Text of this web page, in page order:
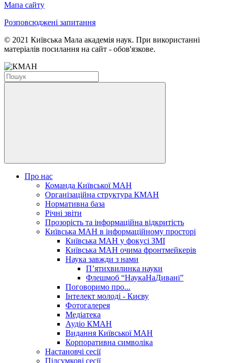
Мапа сайту
Розповсюджені запитання
© 2021 Київська Мала академія наук. При використанні
матеріалів посилання на сайт - обов'язкове.
Про нас
Команда Київської МАН
Організаційна структура КМАН
Нормативна база
Річні звіти
Прозорість та інформаційна відкритість
Київська МАН в інформаційному просторі
Київська МАН у фокусі ЗМІ
Київська МАН очима фронтмейкерів
Наука завжди з нами
П’ятихвилинка науки
Флешмоб “НаукаНаДивані”
Поговоримо про...
Інтелект молоді - Києву
Фотогалерея
Медіатека
Аудіо КМАН
Видання Київської МАН
Корпоративна символіка
Настановчі сесії
Підсумкові сесії